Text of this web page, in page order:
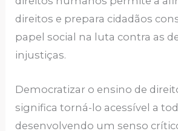
direitos e prepara cidadãos
papel social na luta contra as
injustiças.
Democratizar o ensino de
significa torná-lo acessível a
desenvolvendo um senso